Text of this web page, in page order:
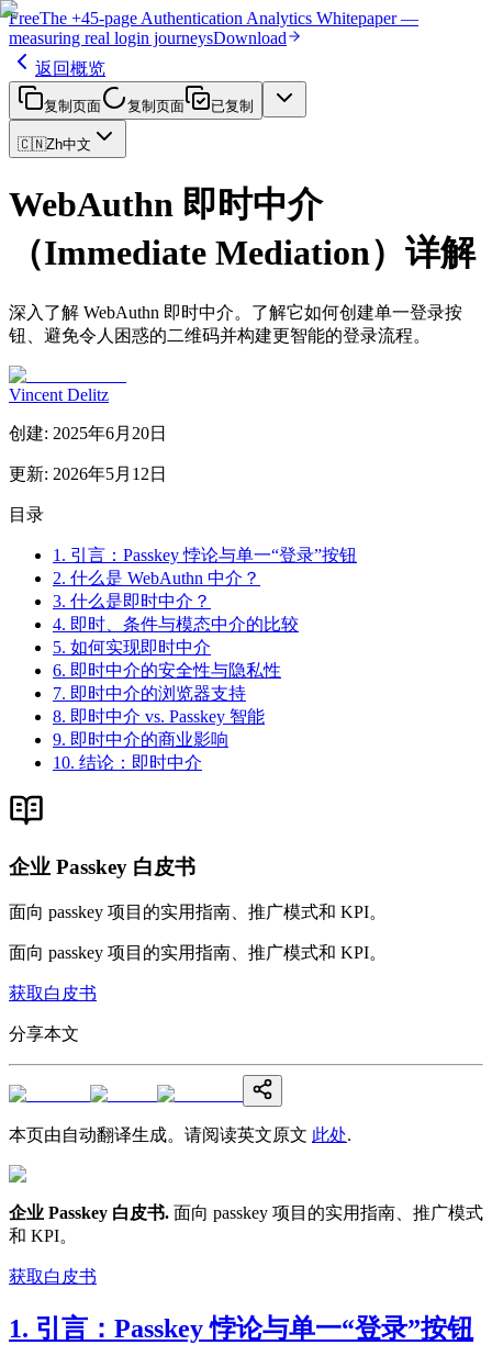
FreeThe +45-page Authentication Analytics Whitepaper —
measuring real login journeysDownload
返回概览
复制页面 复制页面 已复制
🇨🇳Zh中文
WebAuthn 即时中介
（Immediate Mediation）详解
深入了解 WebAuthn 即时中介。了解它如何创建单一登录按
钮、避免令人困惑的二维码并构建更智能的登录流程。
Vincent Delitz
创建: 2025年6月20日
更新: 2026年5月12日
目录
1. 引言：Passkey 悖论与单一“登录”按钮
2. 什么是 WebAuthn 中介？
3. 什么是即时中介？
4. 即时、条件与模态中介的比较
5. 如何实现即时中介
6. 即时中介的安全性与隐私性
7. 即时中介的浏览器支持
8. 即时中介 vs. Passkey 智能
9. 即时中介的商业影响
10. 结论：即时中介
企业 Passkey 白皮书
面向 passkey 项目的实用指南、推广模式和 KPI。
面向 passkey 项目的实用指南、推广模式和 KPI。
获取白皮书
分享本文
本页由自动翻译生成。请阅读英文原文 此处.
企业 Passkey 白皮书. 面向 passkey 项目的实用指南、推广模式
和 KPI。
获取白皮书
1. 引言：Passkey 悖论与单一“登录”按钮